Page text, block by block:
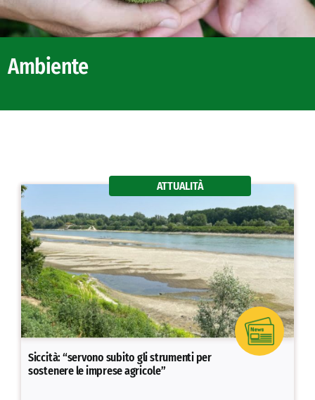
Ambiente
Siccità: “servono subito gli strumenti per
sostenere le imprese agricole”
ATTUALITÀ